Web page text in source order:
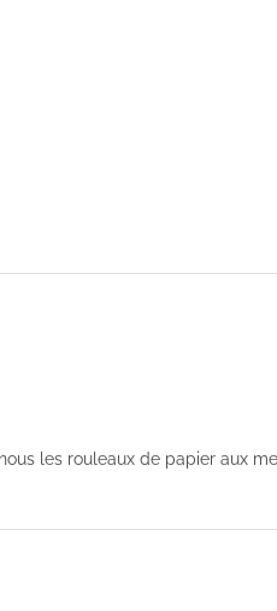
les rouleaux de papier aux